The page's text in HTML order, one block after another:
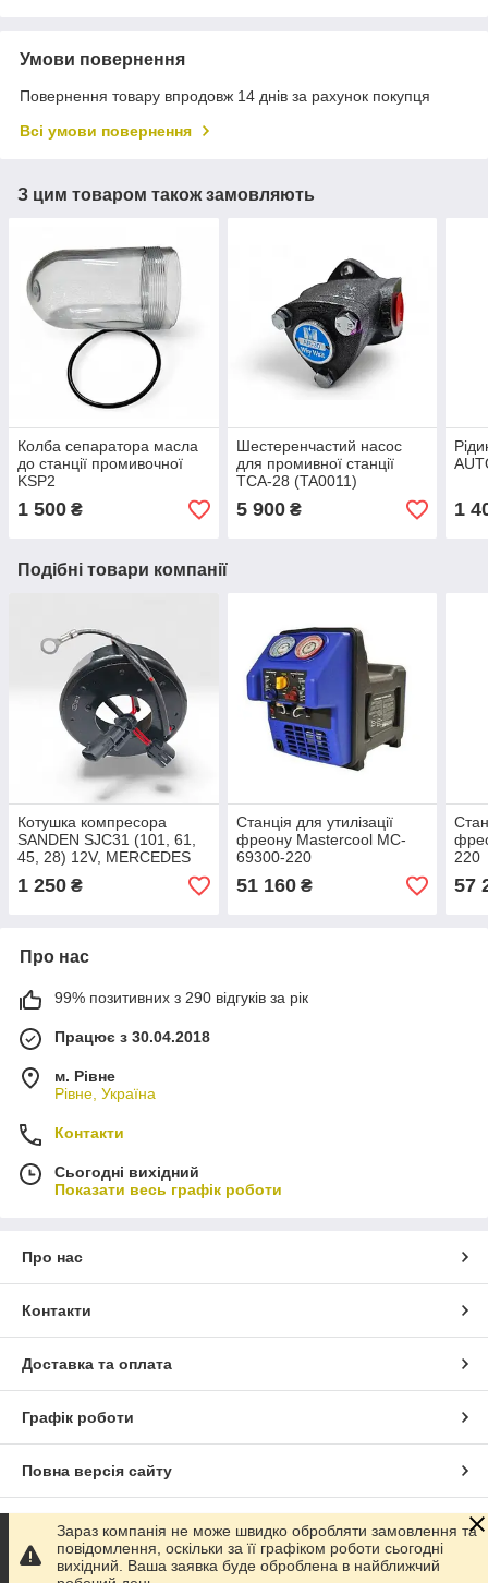
Умови повернення
Повернення товару впродовж 14 днів за рахунок покупця
Всі умови повернення
З цим товаром також замовляють
Колба сепаратора масла
до станції промивочної
KSP2
1 500 ₴
Шестеренчастий насос
для промивної станції
TCA-28 (TA0011)
5 900₴ 1
Подібні товари компанії
Котушка компресора
SANDEN SJC31 (101, 61,
45, 28) 12V, MERCEDES
1 250 ₴
Станція для утилізації
фреону Mastercool MC-
69300-220
51 160₴
220
57
Про нас
99% позитивних з 290 відгуків за рік
Працює з 30.04.2018
м. Рівне
Рівне, Україна
Контакти
Сьогодні вихідний
Показати весь графік роботи
Про нас
Контакти
Доставка та оплата
Графік роботи
Повна версія сайту
Сайт створено на маркетплейсі Prom.ua
Політика конфіденційності
Зараз компанія не може швидко обробляти замовлення та
повідомлення, оскільки за її графіком роботи сьогодні
вихідний. Ваша заявка буде оброблена в найближчий